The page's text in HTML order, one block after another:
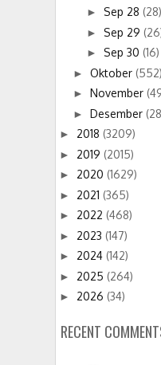
► Sep 28 (28)
► Sep 29
► Sep 30 (16)
► Oktober (552)
► November
► Desember
► 2018 (3209)
► 2019 (2015)
► 2020 (1629)
► 2021 (365)
► 2022 (468)
► 2023 (147)
► 2024 (142)
► 2025 (264)
► 2026 (34)
RECENT